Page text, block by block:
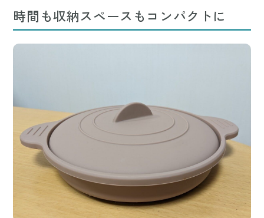
時間も収納スペースもコンパクトに